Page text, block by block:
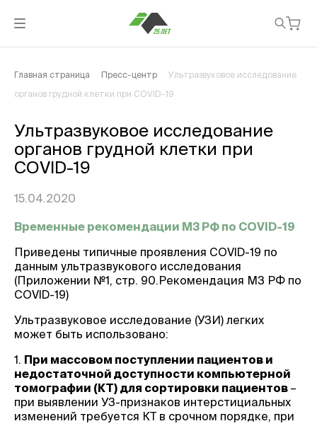
Главная страница Пресс-центр Ультразвуковое исследование
органов грудной клетки при COVID-19
Ультразвуковое исследование
органов грудной клетки при
COVID-19
15.04.2020
Временные рекомендации МЗ РФ по COVID-19
Приведены типичные проявления COVID-19 по
данным ультразвукового исследования
(Приложении №1, стр. 90.Рекомендация МЗ РФ по
COVID-19)
Ультразвуковое исследование (УЗИ) легких
может быть использовано:
1. При массовом поступлении пациентов и
недостаточной доступности компьютерной
томографии (КТ) для сортировки пациентов –
при выявлении УЗ-признаков интерстициальных
изменений требуется КТ в срочном порядке, при